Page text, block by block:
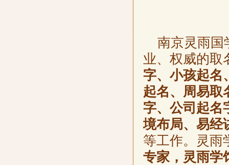
南京灵雨国
业、权威的取
字、小孩起名
起名、周易取
字、公司起名
境布局、易经
等工作。灵雨
专家，灵雨学